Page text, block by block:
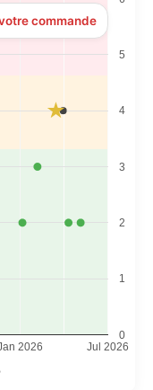
commande
2026 Jul 2026
0
1
2
3
4
5